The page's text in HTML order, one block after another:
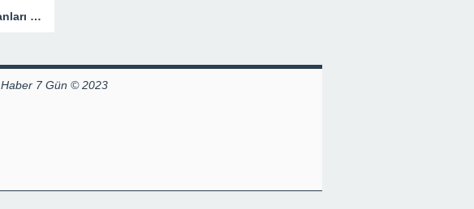
İsviçreli bilim insanları geliştirdi! Farelerin gördüklerini deşifre ediyor
Haber 7 Gün © 2023